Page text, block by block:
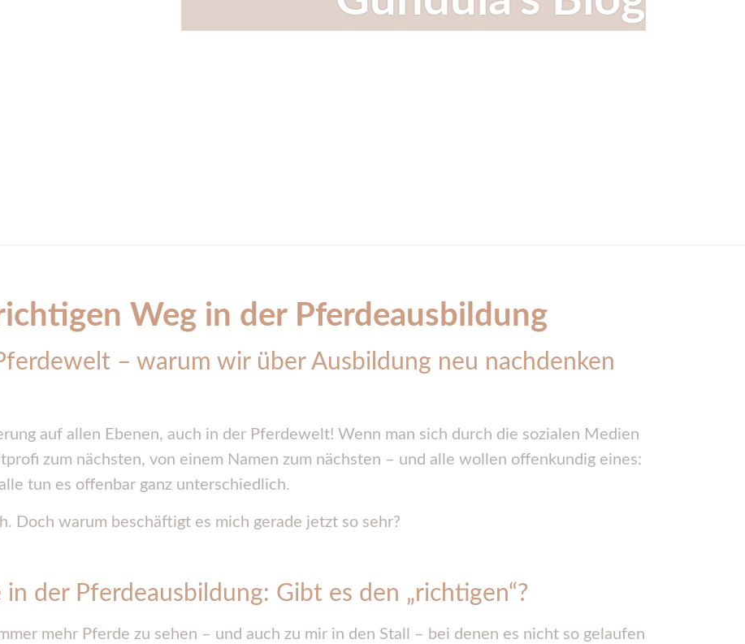
Weg in der Pferdeausbildung
– warum wir über Ausbildung neu nachdenken
auf allen Ebenen, auch in der Pferdewelt! Wenn man sich durch die sozialen Medien
zum nächsten, von einem Namen zum nächsten – und alle wollen offenkundig eines:
tun es offenbar ganz unterschiedlich.
Doch warum beschäftigt es mich gerade jetzt so sehr?
der Pferdeausbildung: Gibt es den „richtigen“?
mehr Pferde zu sehen – und auch zu mir in den Stall – bei denen es nicht so gelaufen